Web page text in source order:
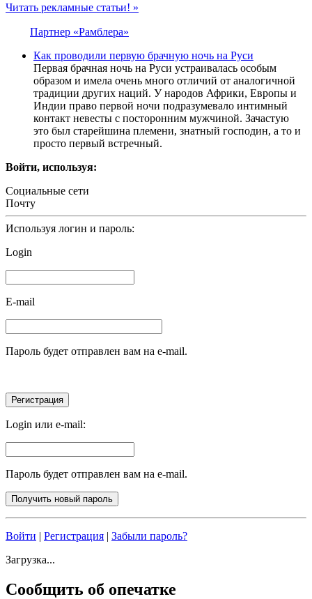
Читать рекламные статьи! »
Партнер «Рамблера»
Как проводили первую брачную ночь на Руси
Первая брачная ночь на Руси устраивалась особым
образом и имела очень много отличий от аналогичной
традиции других наций. У народов Африки, Европы и
Индии право первой ночи подразумевало интимный
контакт невесты с посторонним мужчиной. Зачастую
это был старейшина племени, знатный господин, а то и
просто первый встречный.
Войти, используя:
Социальные сети
Почту
Используя логин и пароль:
Login
E-mail
Пароль будет отправлен вам на e-mail.
Login или e-mail:
Пароль будет отправлен вам на e-mail.
Войти | Регистрация | Забыли пароль?
Загрузка...
Сообщить об опечатке